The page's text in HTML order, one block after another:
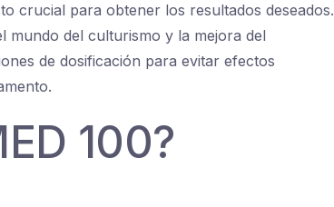
crucial para obtener los resultados deseados.
mundo del culturismo y la mejora del
de dosificación para evitar efectos
100?